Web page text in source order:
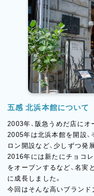
五感 北浜本館について
2003年、阪急うめだ店にオ
2005年は北浜本館を開設
ロン開設など、少しずつ発展
2016年には新たにチョコ
をオープンするなど、名実
に成長しました。
今回はそんな高いブランド